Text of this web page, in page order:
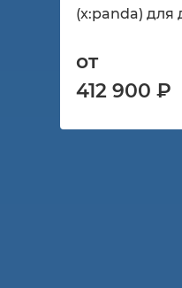
(x:panda) для
от
412 900 ₽